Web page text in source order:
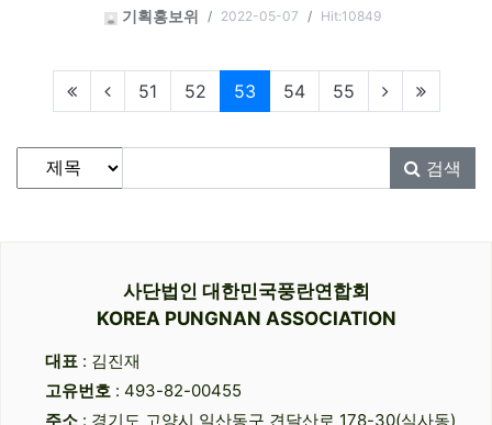
기획홍보위
2022-05-07 Hit:10849
51 52 53현재페이지
54 55
게시물 검색
검색대상
검색어필수 검색
사단법인 대한민국풍란연합회
KOREA PUNGNAN ASSOCIATION
대표 : 김진재
고유번호 : 493-82-00455
주소 : 경기도 고양시 일산동구 견달산로 178-30(식사동)